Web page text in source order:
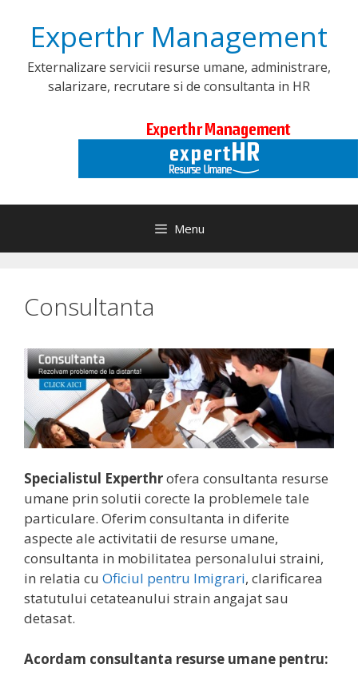
contentExperthr Management
Externalizare servicii resurse umane, administrare,
salarizare, recrutare si de consultanta in HR
Menu
Consultanta
Specialistul Experthrofera consultanta resurse
umane prin solutii corecte la problemele tale
particulare. Oferim consultanta in diferite
aspecte ale activitatii de resurse umane,
consultanta in mobilitatea personalului straini,
in relatia cu Oficiul pentru Imigrari, clarificarea
statutului cetateanului strain angajat sau
detasat.
Acordam consultanta resurse umane pentru: